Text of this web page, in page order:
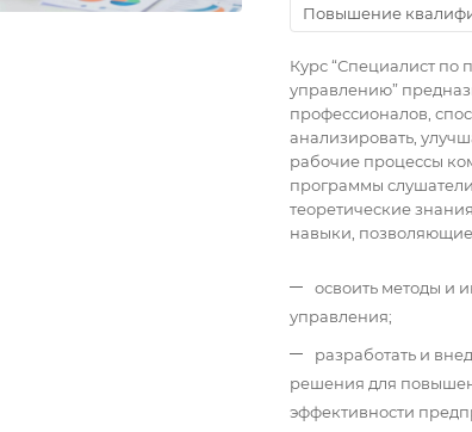
Повышение
Курс “Специалист по
управлению”
профессионалов,
анализировать,
рабочие процессы
программы
теоретические
навыки,
освоить методы и
управления;
разработать и
решения для
эффективности